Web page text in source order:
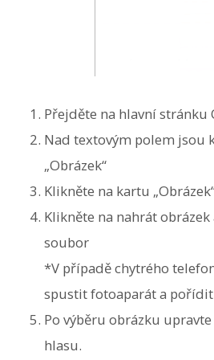
Přejděte na hlavní stránku
Nad textovým polem jsou
„Obrázek“
Klikněte na kartu
Klikněte na nahrát
soubor
*V případě chytrého
spustit fotoaparát a
Po výběru obrázku
hlasu.